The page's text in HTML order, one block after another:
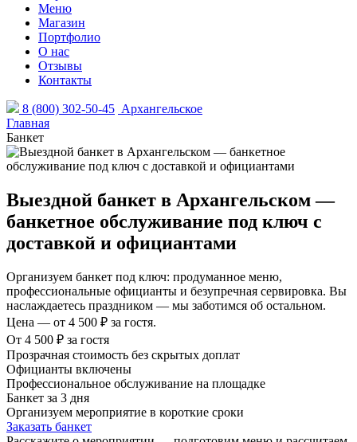
Меню
Магазин
Портфолио
О нас
Отзывы
Контакты
8 (800) 302-50-45 Архангельское
Главная
Банкет
Выездной банкет в Архангельском —
банкетное обслуживание под ключ с
доставкой и официантами
Организуем банкет под ключ: продуманное меню,
профессиональные официанты и безупречная сервировка. Вы
наслаждаетесь праздником — мы заботимся об остальном.
Цена — от 4 500 ₽ за гостя.
От 4 500 ₽ за гостя
Прозрачная стоимость без скрытых доплат
Официанты включены
Профессиональное обслуживание на площадке
Банкет за 3 дня
Организуем мероприятие в короткие сроки
Заказать банкет